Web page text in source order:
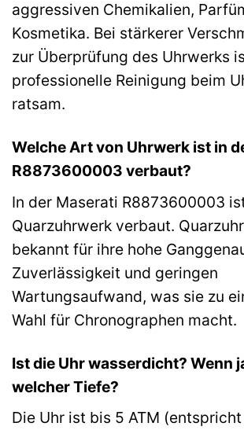
aggressiven Chemikalien,
Kosmetika. Bei stärkerer
zur Überprüfung des Uhrwerks
professionelle Reinigung beim
ratsam.
Welche Art von Uhrwerk ist in
R8873600003 verbaut?
In der Maserati R8873600003
Quarzuhrwerk verbaut.
bekannt für ihre hohe
Zuverlässigkeit und geringen
Wartungsaufwand, was sie zu
Wahl für Chronographen macht.
Ist die Uhr wasserdicht? Wenn
welcher Tiefe?
Die Uhr ist bis 5 ATM